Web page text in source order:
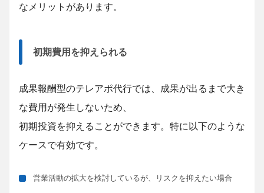
なメリットがあります。
初期費用を抑えられる
成果報酬型のテレアポ代行では、成果が出るまで大き
な費用が発生しないため、
初期投資を抑えることができます。特に以下のような
ケースで有効です。
営業活動の拡大を検討しているが、リスクを抑えたい場合